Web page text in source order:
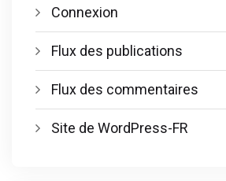
Connexion
Flux des publications
Flux des commentaires
Site de WordPress-FR